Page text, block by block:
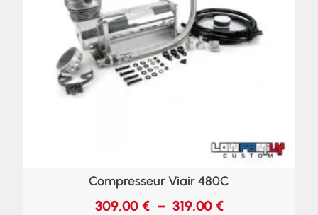
Compresseur Viair 480C
309,00 € – 319,00 €